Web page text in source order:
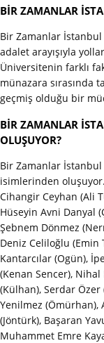
BİR ZAMANLAR
Bir Zamanlar İstanbul
adalet arayışıyla
Üniversitenin farklı
münazara sırasında
geçmiş olduğu bir
BİR ZAMANLAR
OLUŞUYOR?
Bir Zamanlar İstanbul
isimlerinden
Cihangir Ceyhan (Ali
Hüseyin Avni Danyal
Şebnem Dönmez
Deniz Celiloğlu (Emin
Kantarcılar (Ogün),
(Kenan Sencer),
(Külhan), Serdar Özer
Yenilmez (Ömürhan),
(Jöntürk), Başaran
Muhammet Emre